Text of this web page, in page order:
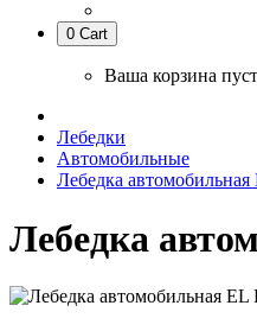
0 Cart
Ваша корзина
Лебедки
Автомобильные
Лебедка
Лебедка